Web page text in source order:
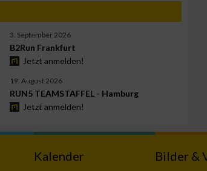
3. September 2026
B2Run Frankfurt
Jetzt anmelden!
19. August 2026
RUN5 TEAMSTAFFEL - Hamburg
Jetzt anmelden!
Kalender Bilder &